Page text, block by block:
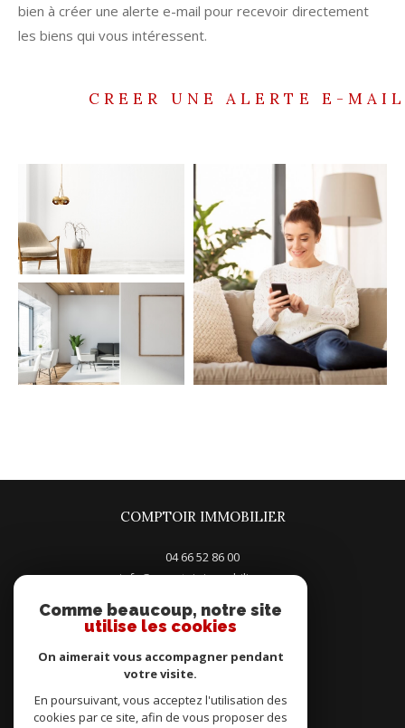
bien à créer une alerte e-mail pour recevoir directement
les biens qui vous intéressent.
CREER UNE ALERTE E-
COMPTOIR IMMOBILIER
04 66 52 86 00
info@comptoir-immobilier.com
30100 alès
Adhérents
Comme beaucoup, notre site
utilise les cookies
On aimerait vous accompagner pendant
votre visite.
En poursuivant, vous acceptez l'utilisation des
cookies par ce site, afin de vous proposer des